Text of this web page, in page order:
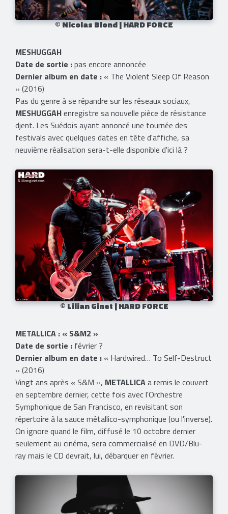
© Nicolas Blond | HARD FORCE
MESHUGGAH
Date de sortie :pas encore annoncée
Dernier album en date : « The Violent Sleep Of Reason
» (2016)
Pas du genre à se répandre sur les réseaux sociaux,
MESHUGGAHenregistre sa nouvelle pièce de résistance
djent. Les Suédois ayant annoncé une tournée des
festivals avec quelques dates en tête d'affiche, sa
neuvième réalisation sera-t-elle disponible d'ici là ?
© Lilian Ginet | HARD FORCE
METALLICA : « S&M2 »
Date de sortie : février ?
Dernier album en date : « Hardwired… To Self-Destruct
» (2016)
Vingt ans après « S&M », METALLICAa remis le couvert
en septembre dernier, cette fois avec l'Orchestre
Symphonique de San Francisco, en revisitant son
répertoire à la sauce métallico-symphonique (ou l'inverse).
On ignore quand le film, diffusé le 10 octobre dernier
seulement au cinéma, sera commercialisé en DVD/Blu-
ray mais le CD devrait, lui, débarquer en février.